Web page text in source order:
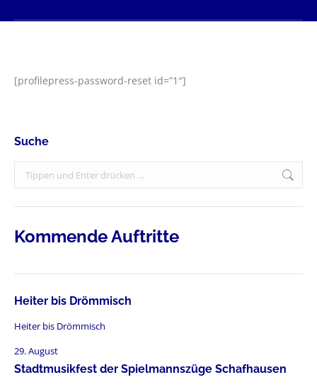
[profilepress-password-reset id=”1″]
Suche
Search:
Kommende Auftritte
Heiter bis Drömmisch
Heiter bis Drömmisch
29. August
Stadtmusikfest der Spielmannszüge Schafhausen